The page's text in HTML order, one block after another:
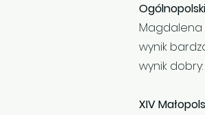
Magdalena
wynik
wynik
XIV